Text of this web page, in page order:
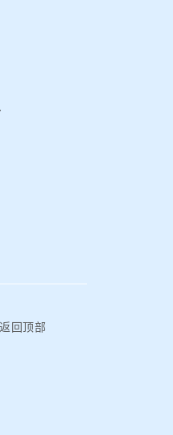
返回顶部